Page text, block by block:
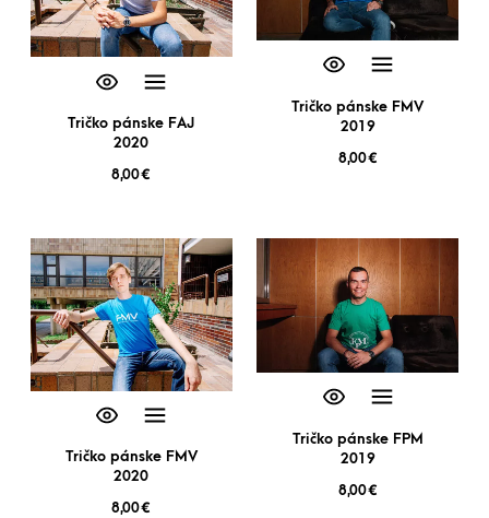
Tričko pánske FAJ
2020
8,00€
Tričko pánske FMV
2019
8,00€
Tričko pánske FMV
2020
8,00€
Tričko pánske FPM
2019
8,00€